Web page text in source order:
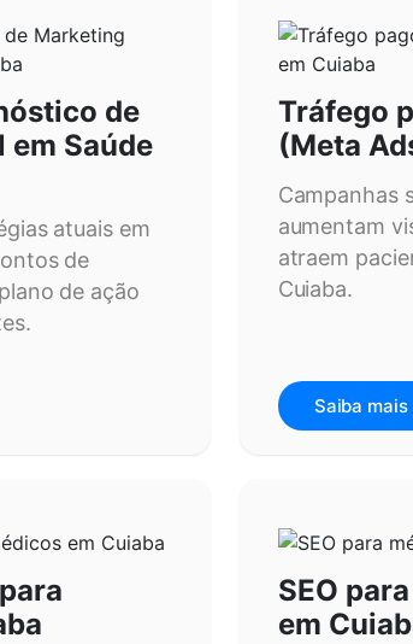
de
Saúde
atuais em
de
de ação
Tráfego
(Meta
Campanhas
aumentam
atraem
Cuiaba.
Saiba mais
SEO
em